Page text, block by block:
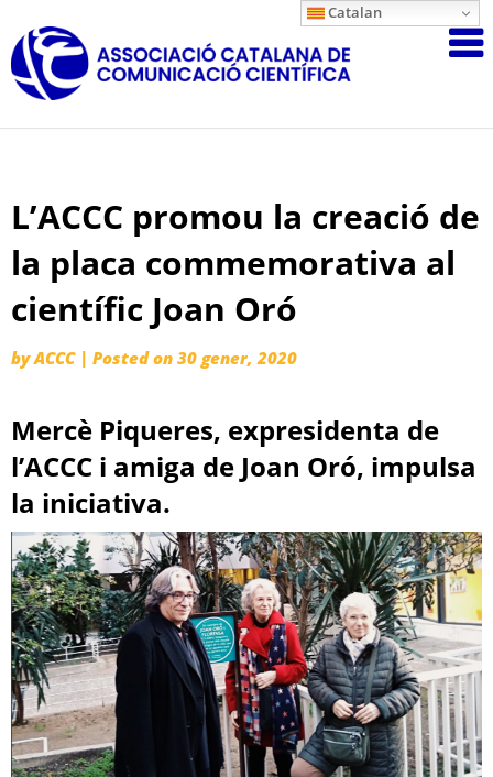
to
content
Associació
L’ACCC promou la creació de
la placa commemorativa al
científic Joan Oró
byACCC | Posted on 30 gener, 2020
Mercè Piqueres, expresidenta de
l’ACCC i amiga de Joan Oró, impulsa
la iniciativa.
Catalan